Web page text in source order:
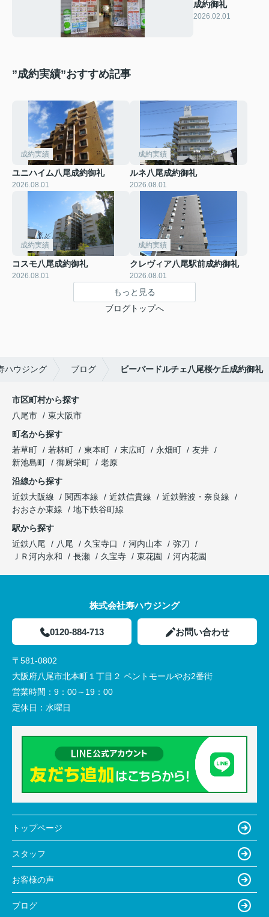
成約御礼
2026.02.01
”成約実績”おすすめ記事
成約実績
ユニハイム八尾成約御礼
2026.08.01
成約実績
ルネ八尾成約御礼
2026.08.01
成約実績
コスモ八尾成約御礼
2026.08.01
成約実績
クレヴィア八尾駅前成約御礼
2026.08.01
もっと見る
ブログトップへ
ハウジング ブログ ビーバードルチェ八尾桜ケ丘成約御礼
市区町村から探す
八尾市
東大阪市
町名から探す
若草町
若林町 東本町 末広町 永畑町
友井
新池島町
御厨栄町
老原
沿線から探す
近鉄大阪線
関西本線 近鉄信貴線
近鉄難波・奈良線
おおさか東線
地下鉄谷町線
駅から探す
近鉄八尾
八尾 久宝寺口 河内山本
弥刀
ＪＲ河内永和
長瀬 久宝寺 東花園 河内花園
株式会社寿ハウジング
0120-884-713 お問い合わせ
〒581-0802
大阪府八尾市北本町１丁目２ ペントモールやお2番街
営業時間： 9：00～19：00
定休日： 水曜日
トップページ
スタッフ
お客様の声
ブログ